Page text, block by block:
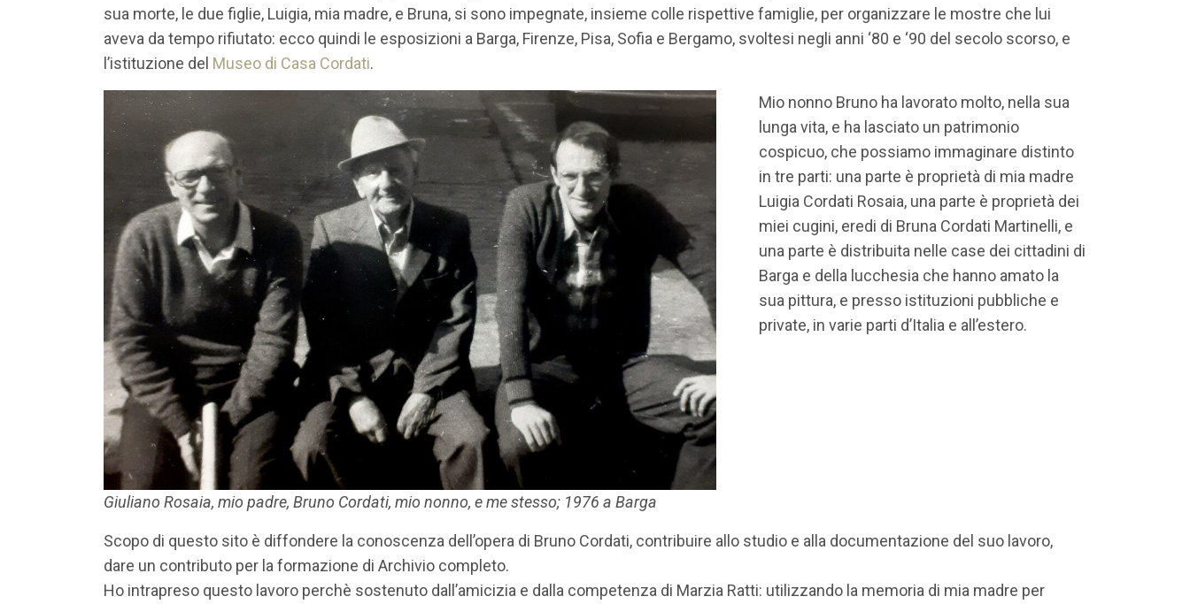
sua morte, le due figlie, Luigia, mia madre, e Bruna, si sono impegnate, insieme colle rispettive famiglie, per organizzare le mostre che lui
aveva da tempo rifiutato: ecco quindi le esposizioni a Barga, Firenze, Pisa, Sofia e Bergamo, svoltesi negli anni ‘80 e ‘90 del secolo scorso, e
l’istituzione del Museo di Casa Cordati.
Giuliano Rosaia, mio padre, Bruno Cordati, mio nonno, e me stesso; 1976 a Barga
Mio nonno Bruno ha lavorato molto, nella sua
lunga vita, e ha lasciato un patrimonio
cospicuo, che possiamo immaginare distinto
in tre parti: una parte è proprietà di mia madre
Luigia Cordati Rosaia, una parte è proprietà dei
miei cugini, eredi di Bruna Cordati Martinelli, e
una parte è distribuita nelle case dei cittadini di
Barga e della lucchesia che hanno amato la
sua pittura, e presso istituzioni pubbliche e
private, in varie parti d’Italia e all’estero.
Scopo di questo sito è diffondere la conoscenza dell’opera di Bruno Cordati, contribuire allo studio e alla documentazione del suo lavoro,
dare un contributo per la formazione di Archivio completo.
Ho intrapreso questo lavoro perchè sostenuto dall’amicizia e dalla competenza di Marzia Ratti: utilizzando la memoria di mia madre per